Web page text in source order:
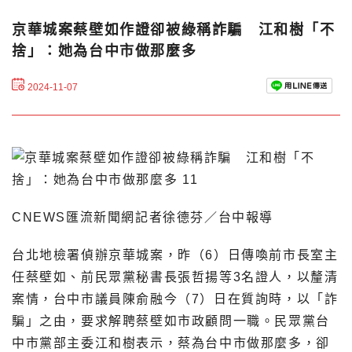
京華城案蔡壁如作證卻被綠稱詐騙 江和樹「不
捨」：她為台中市做那麼多
2024-11-07
CNEWS匯流新聞網記者徐德芬／台中報導
台北地檢署偵辦京華城案，昨（6）日傳喚前市長室主
任蔡壁如、前民眾黨秘書長張哲揚等3名證人，以釐清
案情，台中市議員陳俞融今（7）日在質詢時，以「詐
騙」之由，要求解聘蔡壁如市政顧問一職。民眾黨台
中市黨部主委江和樹表示，蔡為台中市做那麼多，卻